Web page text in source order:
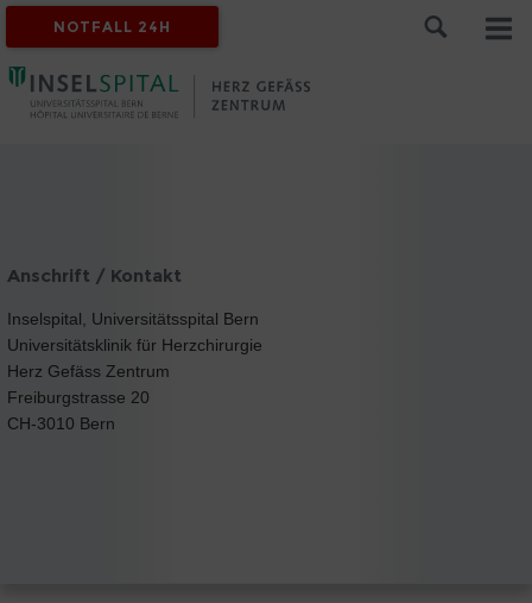
NOTFALL 24H
Anschrift / Kontakt
Inselspital, Universitätsspital Bern
Universitätsklinik für Herzchirurgie
Herz Gefäss Zentrum
Freiburgstrasse 20
CH-3010 Bern